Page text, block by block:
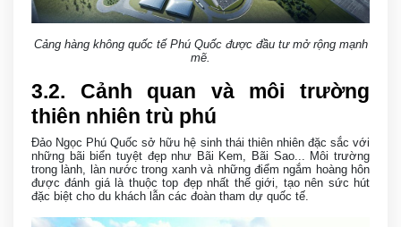
Cảng hàng không quốc tế Phú Quốc được đầu tư mở rộng mạnh
mẽ.
3.2. Cảnh quan và môi trường
thiên nhiên trù phú
Đảo Ngọc Phú Quốc sở hữu hệ sinh thái thiên nhiên đặc sắc với
những bãi biển tuyệt đẹp như Bãi Kem, Bãi Sao... Môi trường
trong lành, làn nước trong xanh và những điểm ngắm hoàng hôn
được đánh giá là thuộc top đẹp nhất thế giới, tạo nên sức hút
đặc biệt cho du khách lẫn các đoàn tham dự quốc tế.